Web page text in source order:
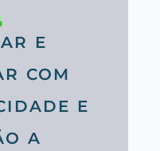
E
COM
E
A